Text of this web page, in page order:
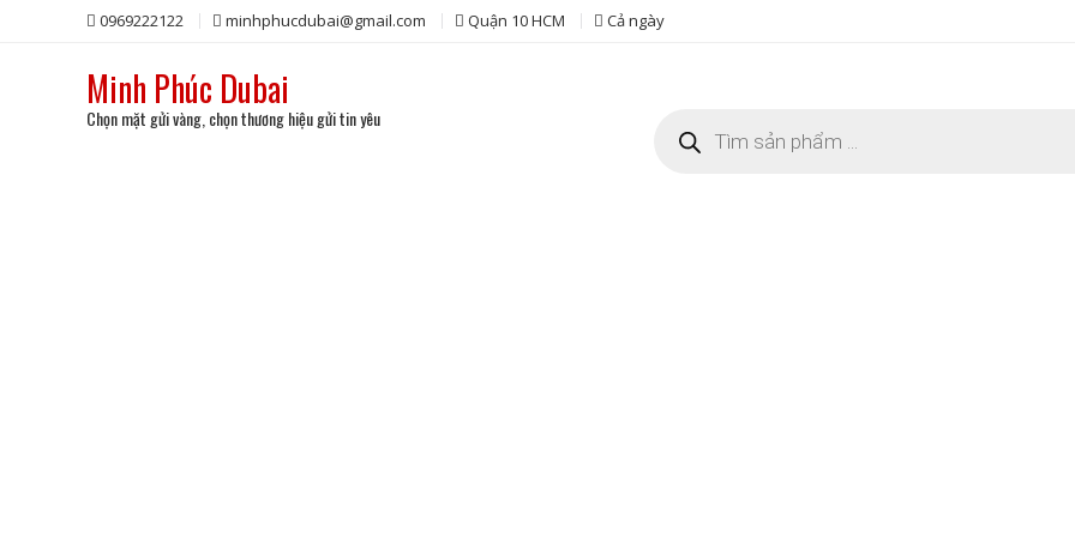
0969222122 minhphucdubai@gmail.com Quận 10 HCM Cả ngày
Minh Phúc Dubai
Chọn mặt gửi vàng, chọn thương hiệu gửi tin yêu
kiếm
sản